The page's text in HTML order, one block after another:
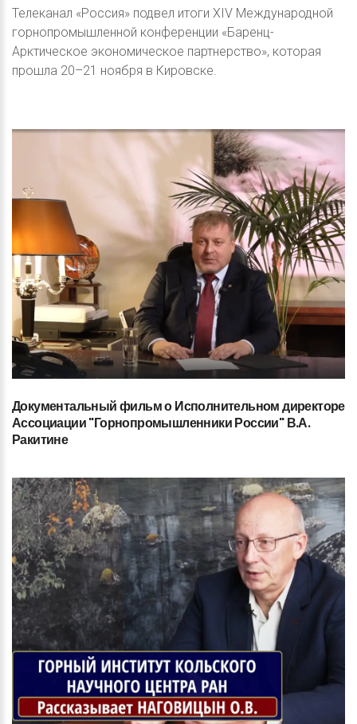
Телеканал «Россия» подвел итоги XIV Международной
горнопромышленной конференции «Баренц-
Арктическое экономическое партнерство», которая
прошла 20–21 ноября в Кировске.
ДокументальныйфильмоИсполнительномдиректоре
Ассоциации"ГорнопромышленникиРоссии" В.А.
Ракитине